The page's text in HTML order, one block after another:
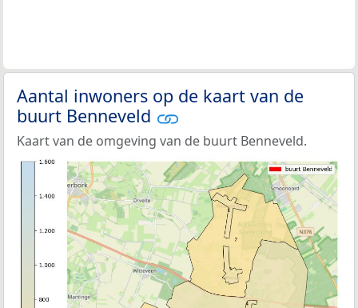
Aantal inwoners op de kaart van de
buurt Benneveld
Kaart van de omgeving van de buurt Benneveld.